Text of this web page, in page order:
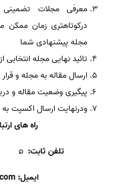
معرفی مجلات
درکوتاهتری زمان ممکن
مجله پیشنهادی شما
تائید نهایی مجله
ارسال مقاله به مجله و
پیگیری وضعیت مقاله و
ودرنهایت ارسال اکسپت
راه های
تلفن ثابت: ⌕
ایمیل: